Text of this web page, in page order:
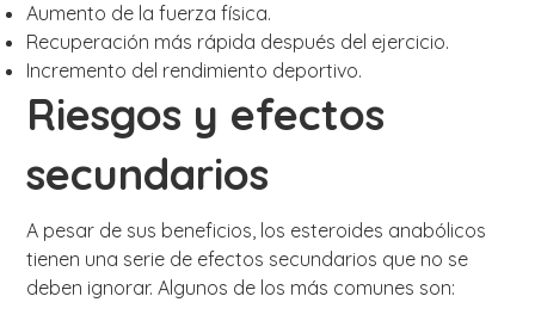
Aumento de la fuerza física.
Recuperación más rápida después del ejercicio.
Incremento del rendimiento deportivo.
Riesgos y efectos
secundarios
A pesar de sus beneficios, los esteroides anabólicos
tienen una serie de efectos secundarios que no se
deben ignorar. Algunos de los más comunes son: